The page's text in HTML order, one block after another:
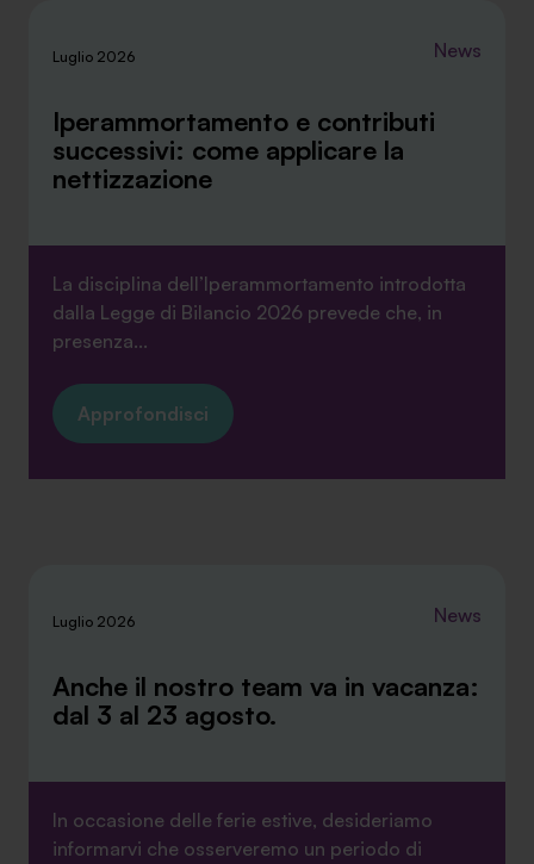
Luglio 2026 News
Iperammortamento e contributi
successivi: come applicare la
nettizzazione
La disciplina dell’Iperammortamento introdotta
dalla Legge di Bilancio 2026 prevede che, in
presenza...
Approfondisci
Luglio 2026 News
Anche il nostro team va in vacanza:
dal 3 al 23 agosto.
In occasione delle ferie estive, desideriamo
informarvi che osserveremo un periodo di